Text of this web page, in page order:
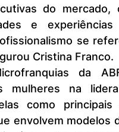
do mercado,
e
se
Cristina Franco.
mulheres na
como principais
envolvem modelos